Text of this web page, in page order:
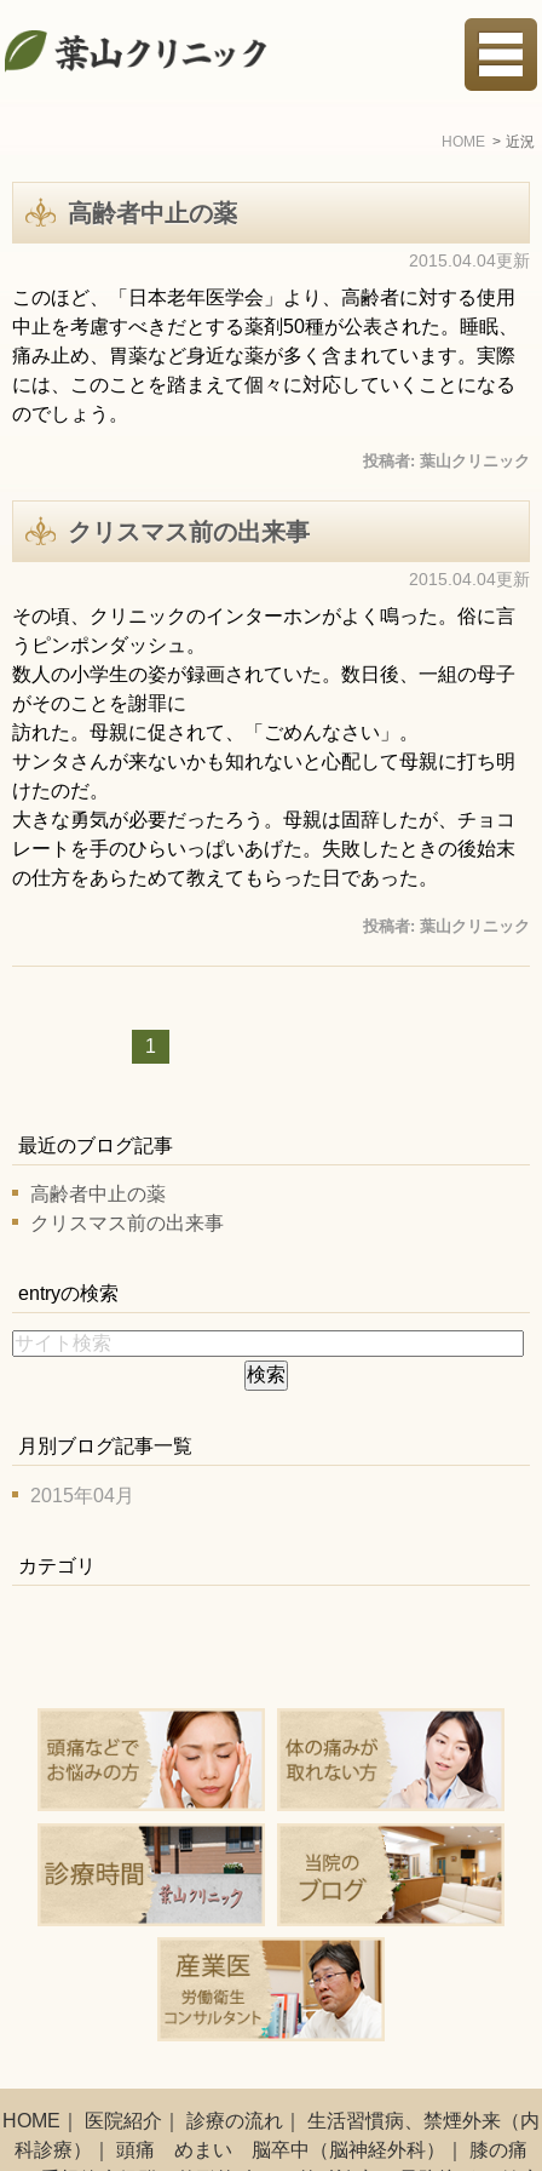
HOME 近況
高齢者中止の薬
2015.04.04更新
このほど、「日本老年医学会」より、高齢者に対する使用
中止を考慮すべきだとする薬剤50種が公表された。睡眠、
痛み止め、胃薬など身近な薬が多く含まれています。実際
には、このことを踏まえて個々に対応していくことになる
のでしょう。
投稿者: 葉山クリニック
クリスマス前の出来事
2015.04.04更新
その頃、クリニックのインターホンがよく鳴った。俗に言
うピンポンダッシュ。
数人の小学生の姿が録画されていた。数日後、一組の母子
がそのことを謝罪に
訪れた。母親に促されて、「ごめんなさい」。
サンタさんが来ないかも知れないと心配して母親に打ち明
けたのだ。
大きな勇気が必要だったろう。母親は固辞したが、チョコ
レートを手のひらいっぱいあげた。失敗したときの後始末
の仕方をあらためて教えてもらった日であった。
投稿者: 葉山クリニック
1
最近のブログ記事
高齢者中止の薬
クリスマス前の出来事
entryの検索
月別ブログ記事一覧
2015年04月
カテゴリ
HOME 医院紹介 診療の流れ
生活習慣病、禁煙外来（内
科診療）
頭痛 めまい 脳卒中（脳神経外科）
膝の痛